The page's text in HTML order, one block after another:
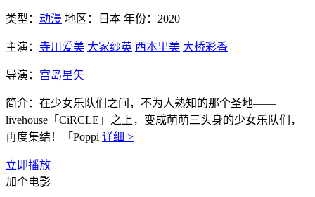
类型： 动漫 地区： 日本 年份： 2020
主演： 寺川爱美 大冢纱英 西本里美 大桥彩香
导演： 宫岛星矢
简介： 在少女乐队们之间，不为人熟知的那个圣地——
livehouse「CiRCLE」之上，变成萌萌三头身的少女乐队们，
再度集结！「Poppi 详细 >
立即播放
加个电影